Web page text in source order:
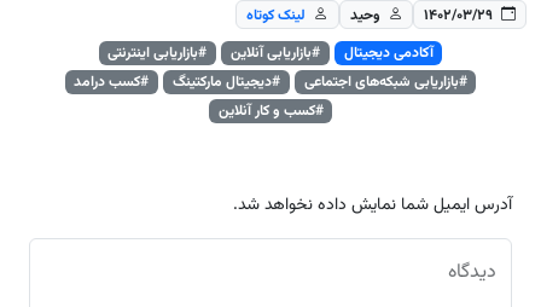
۱۴۰۲/۰۳/۲۹ وحید
لینک کوتاه
آکادمی دیجیتال
#بازاریابی آنلاین
#بازاریابی اینترنتی
#بازاریابی شبکه‌های اجتماعی
#دیجیتال مارکتینگ
#کسب درامد
#کسب و کار آنلاین
آدرس ایمیل شما نمایش داده نخواهد شد.
دیدگاه